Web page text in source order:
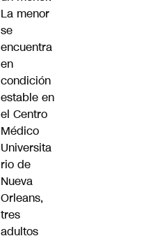
La menor
se
encuentra
en
condición
estable en
el Centro
Médico
Universita
rio de
Nueva
Orleans,
tres
adultos